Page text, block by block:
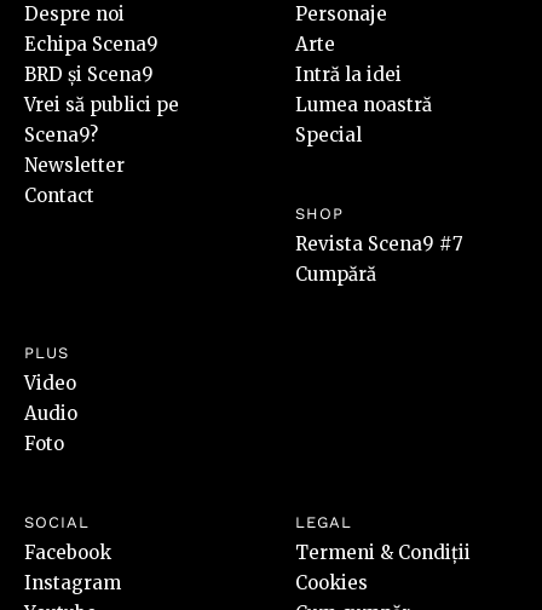
Despre noi
Echipa Scena9
BRD și Scena9
Vrei să publici pe
Scena9?
Newsletter
Contact
Personaje
Arte
Intră la idei
Lumea noastră
Special
SHOP
Revista Scena9 #7
Cumpără
PLUS
Video
Audio
Foto
SOCIAL
Facebook
Instagram
LEGAL
Termeni & Condiții
Cookies